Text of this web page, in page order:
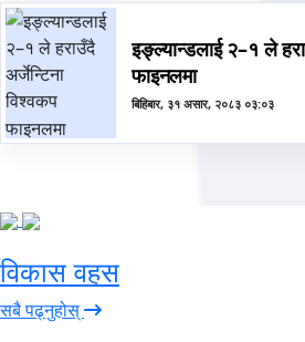
इङ्ल्यान्डलाई २–१ ले
फाइनलमा
बिहिबार, ३१ असार, २०८३ ०३:०३
विकास वहस
सबै पढ्नुहोस्